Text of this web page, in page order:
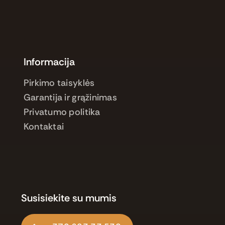
Informacija
Pirkimo taisyklės
Garantija ir grąžinimas
Privatumo politika
Kontaktai
Susisiekite su mumis